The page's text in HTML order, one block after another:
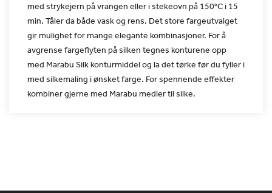
med strykejern på vrangen eller i stekeovn på 150°C i 15
min. Tåler da både vaskog rens. Det store fargeutvalget
gir mulighet for mange elegante kombinasjoner. For å
avgrense fargeflyten på silken tegnes konturene opp
med Marabu Silk konturmiddel og la det tørke før du fyller i
med silkemaling i ønsket farge. For spennende effekter
kombiner gjerne med Marabu medier til silke.